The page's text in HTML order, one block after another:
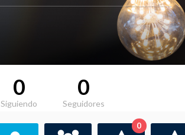
0
Siguiendo
0
Seguidores
0